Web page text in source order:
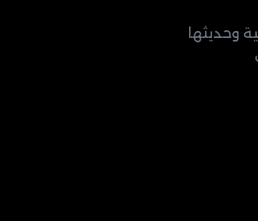
وحديثها